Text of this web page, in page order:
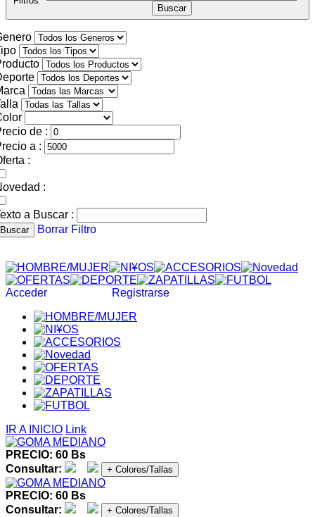
de :
a :
:
:
a Buscar :
Buscar Borrar Filtro
Acceder Registrarse
IR A INICIO Link
PRECIO: 60 Bs
Consultar:
+ Colores/Tallas
PRECIO: 60 Bs
Consultar:
+ Colores/Tallas